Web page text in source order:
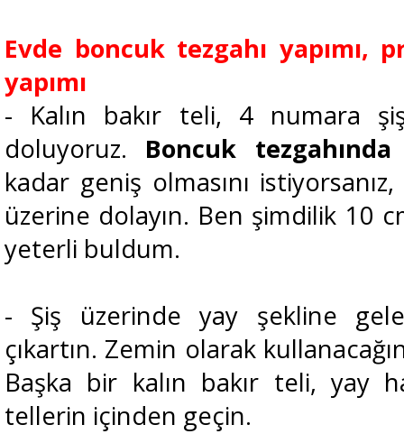
Evde boncuk tezgahı yapımı,
yapımı
- Kalın bakır teli, 4 numara
doluyoruz. Boncuk tezgahında
kadar geniş olmasını
üzerine dolayın. Ben şimdilik 10
yeterli buldum.
- Şiş üzerinde yay şekline
çıkartın. Zemin olarak
Başka bir kalın bakır teli, yay
tellerin içinden geçin.